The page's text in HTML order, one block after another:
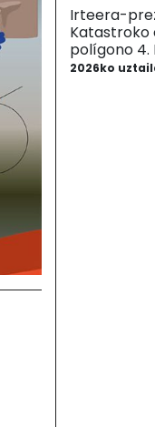
Irteera-
Katastroko
polígono 4.
2026ko